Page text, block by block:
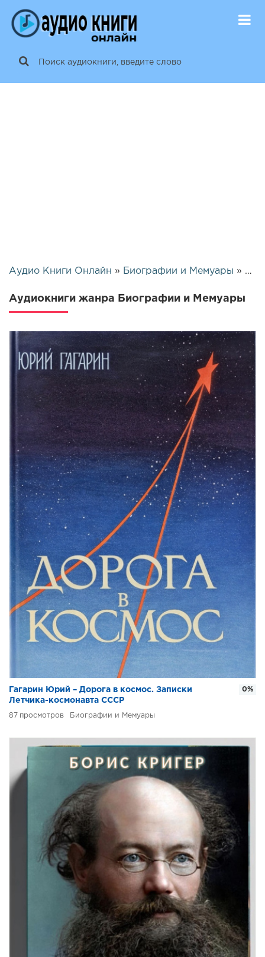
Аудио Книги Онлайн » Биографии и Мемуары » Страница 8
Аудиокниги жанра Биографии и Мемуары
Гагарин Юрий – Дорога в космос. Записки
Летчика-космонавта СССР
87 Биографии и Мемуары
0%